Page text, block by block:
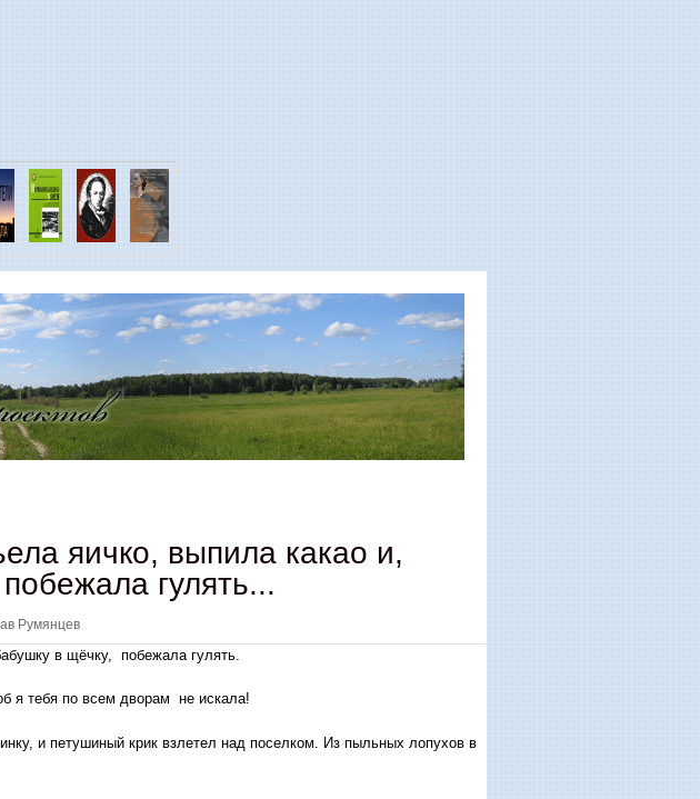
яичко, выпила какао и,
гулять...
Румянцев
в щёчку, побежала гулять.
я тебя по всем дворам не искала!
и петушиный крик взлетел над поселком. Из пыльных лопухов в